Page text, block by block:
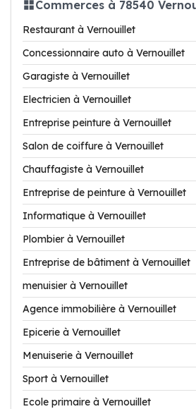
Commerces à 78540
Restaurant à Vernouillet
Concessionnaire auto à Vernouillet
Garagiste à Vernouillet
Electricien à Vernouillet
Entreprise peinture à Vernouillet
Salon de coiffure à Vernouillet
Chauffagiste à Vernouillet
Entreprise de peinture à Vernouillet
Informatique à Vernouillet
Plombier à Vernouillet
Entreprise de bâtiment à Vernouillet
menuisier à Vernouillet
Agence immobilière à Vernouillet
Epicerie à Vernouillet
Menuiserie à Vernouillet
Sport à Vernouillet
Ecole primaire à Vernouillet